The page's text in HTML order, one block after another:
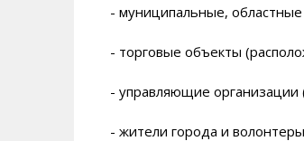
- муниципальные,
- торговые объекты
- управляющие
- жители города и